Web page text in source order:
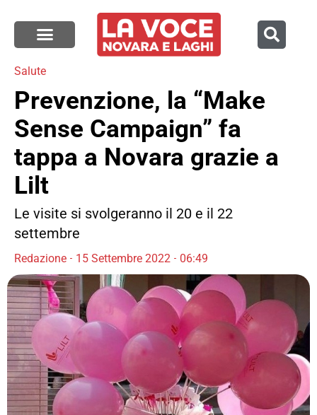
Salute
Prevenzione, la “Make
Sense Campaign” fa
tappa a Novara grazie a
Lilt
Le visite si svolgeranno il 20 e il 22
settembre
Redazione 15 Settembre 2022 06:49